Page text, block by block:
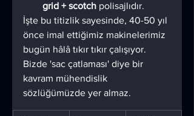
grid + scotch polisajlıdır.
İşte bu titizlik sayesinde, 40-50 yıl
önce imal ettiğimiz makinelerimiz
bugün hâlâ tıkır tıkır çalışıyor.
Bizde 'sac çatlaması' diye bir
kavram mühendislik
sözlüğümüzde yer almaz.